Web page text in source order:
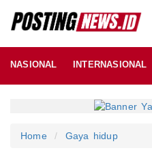
NASIONAL INTERNASIONAL
Home Gaya hidup